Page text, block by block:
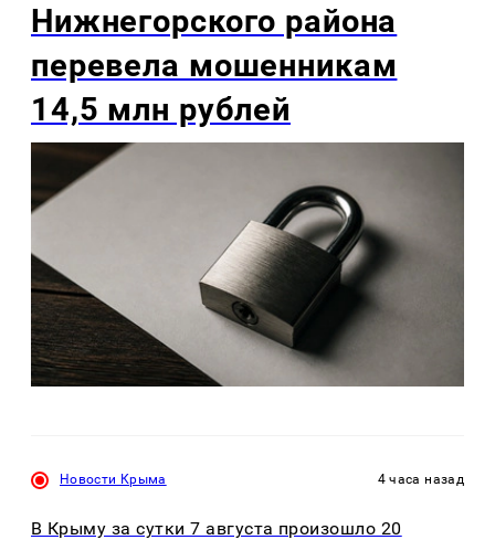
Нижнегорского района
перевела мошенникам
14,5 млн рублей
Новости Крыма 4 часа назад
В Крыму за сутки 7 августа произошло 20